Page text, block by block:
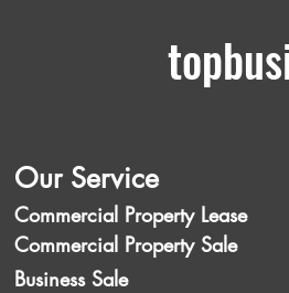
Our Service
Commercial Property Lease
Commercial Property Sale
Business Sale